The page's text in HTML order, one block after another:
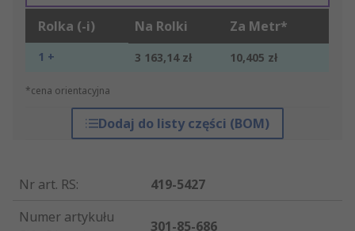
Rolka (-i) Na Rolki Za Metr*
1 + 3 163,14 zł 10,405 zł
*cena orientacyjna
Dodaj do listy części (BOM)
Nr art. RS:
419-5427
Numer artykułu
301-85-686